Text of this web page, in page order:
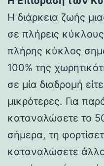
Η διάρκεια ζωής
σε πλήρεις
πλήρης κύκλος
100% της
σε μία διαδρομή
μικρότερες. Για
καταναλώσετε το
σήμερα, τη
καταναλώσετε